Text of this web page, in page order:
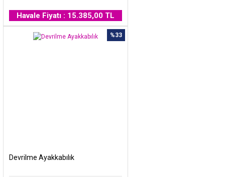
Havale Fiyatı : 15.385,00 TL
%33
Devrilme Ayakkabılık